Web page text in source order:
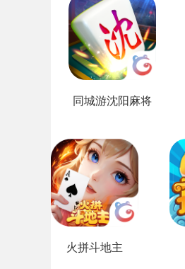
同城游沈阳麻将
火拼斗地主